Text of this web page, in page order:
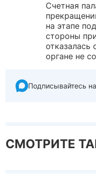
Счетная
на этапе
стороны
отказалась
органе не
Подписывайтесь
СМОТРИТЕ